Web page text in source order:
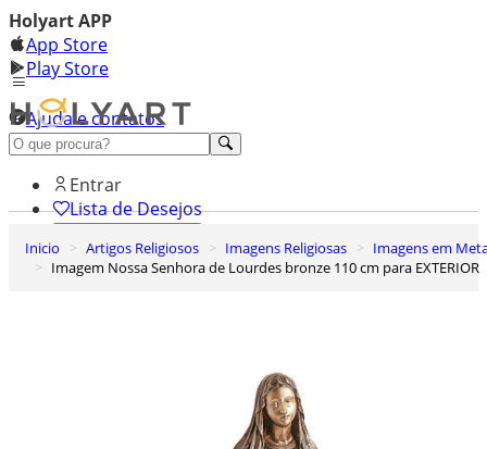
Holyart APP
App Store
Play Store
Ajuda e contatos
Conheça premium
Entrar
Lista de Desejos
0
Carrinho de Compras
Inicio Artigos Religiosos Imagens Religiosas
Imagens em
Imagem Nossa Senhora de Lourdes bronze 110 cm para EXTERIOR